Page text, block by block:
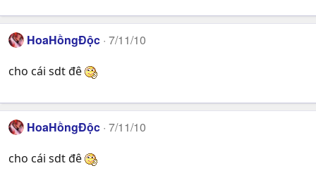
HoaHồngĐộc 7/11/10
cho cái sdt đê
HoaHồngĐộc 7/11/10
cho cái sdt đê